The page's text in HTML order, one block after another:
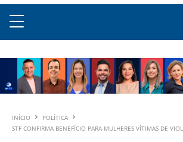
INÍCIO
POLÍTICA
STF CONFIRMA BENEFÍCIO PARA MULHERES VÍTIMAS DE